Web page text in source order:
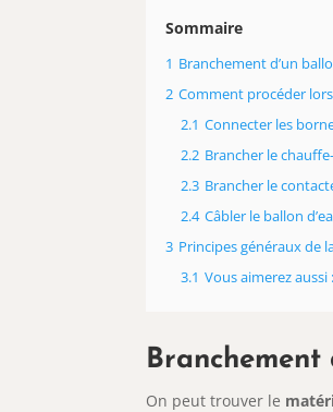
Sommaire
1 Branchement d’un
2 Comment procéder
2.1 Connecter les
2.2 Brancher le
2.3 Brancher le
2.4 Câbler le ballon
3 Principes généraux de
3.1 Vous aimerez aussi :
Branchement
On peut trouver le